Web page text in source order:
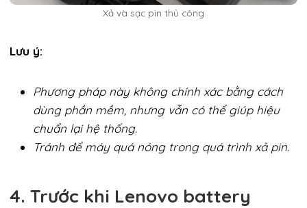
Xả và sạc pin thủ công
Lưu ý:
Phương pháp này không chính xác bằng cách
dùng phần mềm, nhưng vẫn có thể giúp hiệu
chuẩn lại hệ thống.
Tránh để máy quá nóng trong quá trình xả pin.
4. Trước khi Lenovo battery